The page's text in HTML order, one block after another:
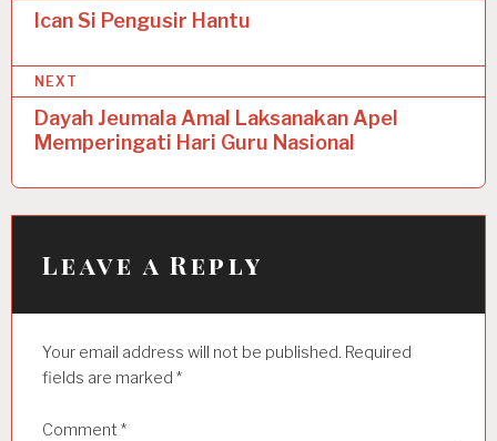
o
s
t
n
v
a
Ican Si Pengusir Hantu
NEXT
Dayah Jeumala Amal Laksanakan Apel
Memperingati Hari Guru Nasional
Leave a Reply
Your email address will not be published. Required
fields are marked *
Comment *